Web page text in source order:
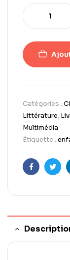
Catégories :
Littérature,
Multimédia
Étiquette :
Facebook